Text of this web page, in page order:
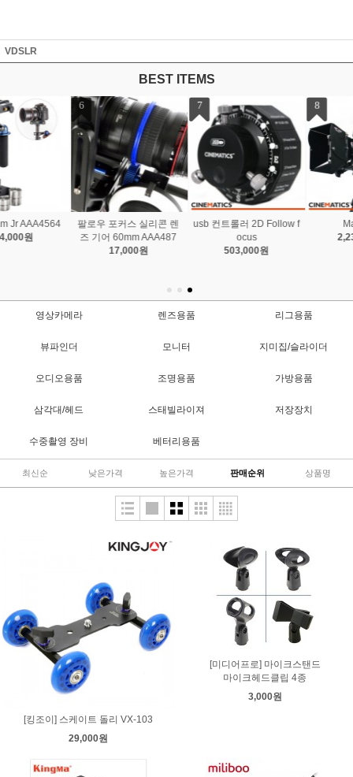
VDSLR
BEST ITEMS
7
usb 컨트롤러 2D Follow f
8
Master Kit
2,236,000원
영상카메라 렌즈용품 리그용품
뷰파인더 모니터 지미집/슬라이더
오디오용품 조명용품 가방용품
삼각대/헤드 스태빌라이져 저장장치
수중촬영 장비 베터리용품
최신순 낮은가격 높은가격 판매순위 상품명
[킹조이] 스케이트 돌리 VX-103
29,000원
[미디어프로] 마이크스탠드
마이크헤드클립 4종
3,000원